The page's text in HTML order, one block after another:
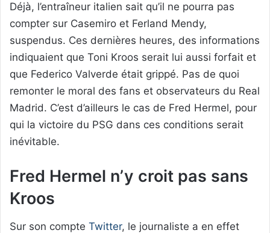
Déjà, l’entraîneur italien sait qu’il ne pourra pas
compter sur Casemiro et Ferland Mendy,
suspendus. Ces dernières heures, des informations
indiquaient que Toni Kroos serait lui aussi forfait et
que Federico Valverde était grippé. Pas de quoi
remonter le moral des fans et observateurs du Real
Madrid. C’est d’ailleurs le cas de Fred Hermel, pour
qui la victoire du PSG dans ces conditions serait
inévitable.
Fred Hermel n’y croit pas sans
Kroos
Sur son compte Twitter, le journaliste a en effet